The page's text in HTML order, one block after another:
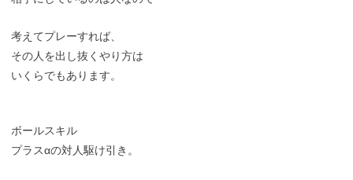
考えてプレーすれば、
その人を出し抜くやり方は
いくらでもあります。
ボールスキル
プラスαの対人駆け引き。